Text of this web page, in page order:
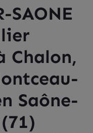
SAONE
Chalon,
Saône-